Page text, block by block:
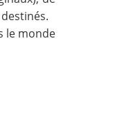
le monde